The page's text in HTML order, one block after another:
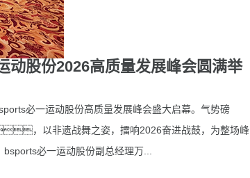
股份2026高质量发展峰会圆满举
一运动股份高质量发展峰会盛大启幕。气势磅
，以非遗战舞之姿，擂响2026奋进战鼓，为整场峰
必一运动股份副总经理万...